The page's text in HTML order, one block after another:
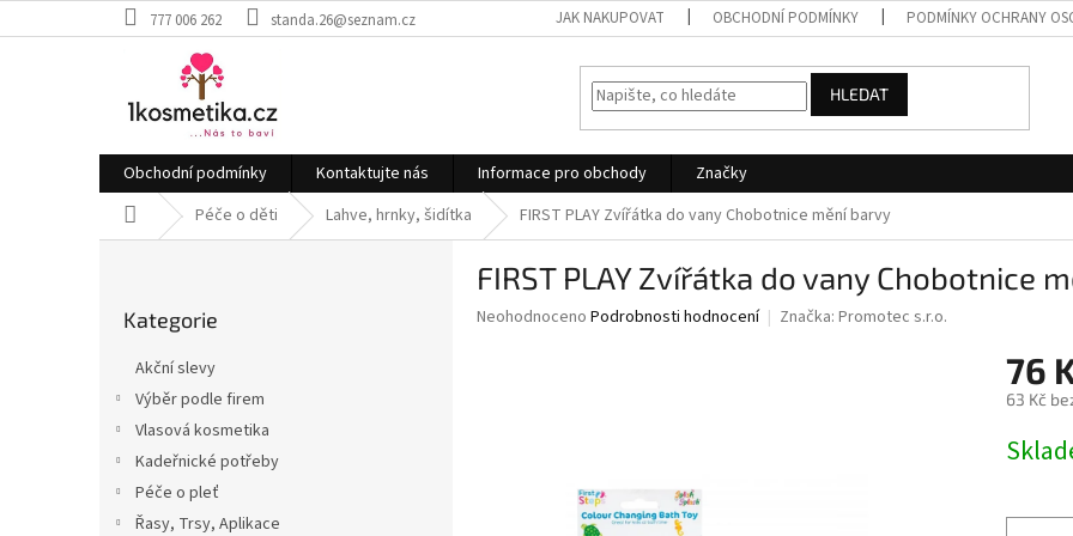
na
777 006 262 standa.26@seznam.cz JAK NAKUPOVAT OBCHODNÍ PODMÍNKY PODMÍNKY OCHRANY
HLEDAT
Obchodní podmínky Kontaktujte nás Informace pro obchody
Značky
Domů Péče o děti Lahve, hrnky, šidítka FIRST PLAY Zvířátka do vany Chobotnice mění barvy
kategorie
Kategorie
Akční slevy
Výběr podle firem
Vlasová kosmetika
Kadeřnické potřeby
Péče o pleť
Řasy, Trsy, Aplikace
FIRST PLAY Zvířátka do vany Chobotnice
Průměrné
Neohodnoceno Podrobnosti hodnocení Značka: Promotec s.r.o.
76
63 Kč
cena: